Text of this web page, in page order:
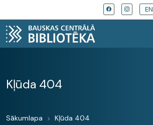
EN
Kļūda 404
Sākumlapa Kļūda 404